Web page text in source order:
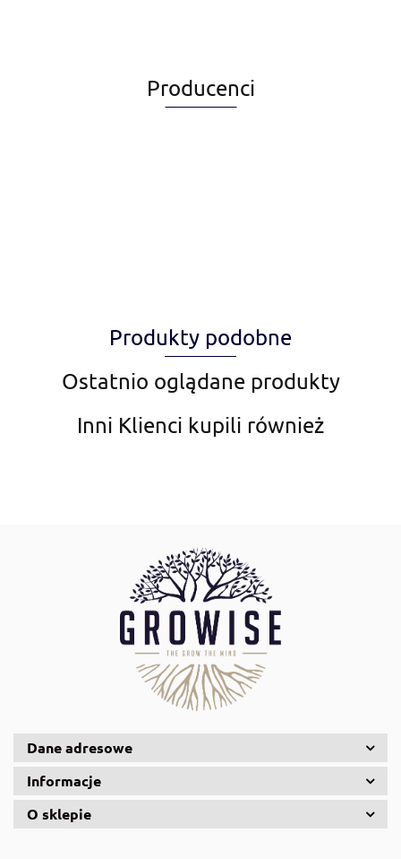
Producenci
Amiplay
AquaDella
Produkty podobne
Ostatnio oglądane produkty
Inni Klienci kupili również
Dane adresowe
Informacje
O sklepie